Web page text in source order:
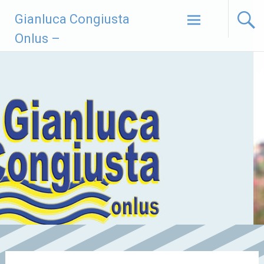
contenuto
Gianluca Congiusta
Onlus –